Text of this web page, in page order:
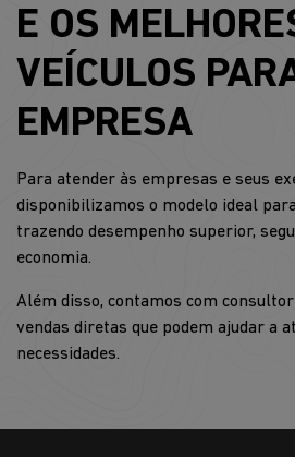
E OS
VEÍCULOS
EMPRESA
Para atender às empresas e seus
disponibilizamos o modelo ideal
trazendo desempenho superior,
economia.
Além disso, contamos com
vendas diretas que podem ajudar a
necessidades.